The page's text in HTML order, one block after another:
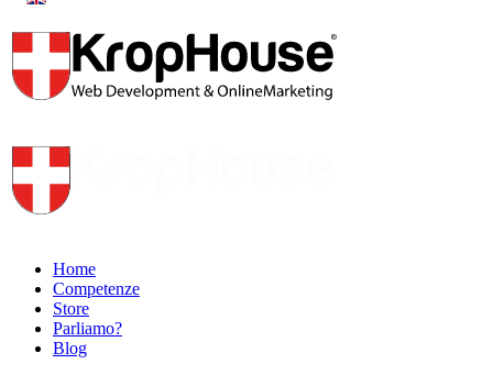
Home
Competenze
Store
Parliamo?
Blog